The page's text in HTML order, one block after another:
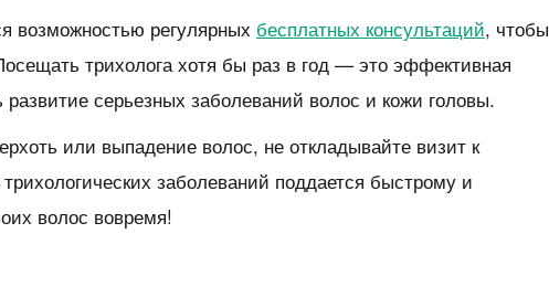
возможностью регулярных бесплатных консультаций, чтобы
трихолога хотя бы раз в год — это эффективная
развитие серьезных заболеваний волос и кожи головы.
или выпадение волос, не откладывайте визит к
заболеваний поддается быстрому и
волос вовремя!